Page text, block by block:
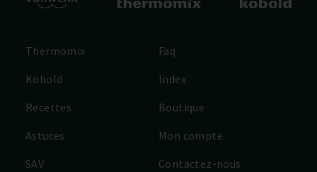
Thermomix
Kobold
Recettes
Astuces
SAV
Faq
Index
Boutique
Mon compte
Contactez-nous